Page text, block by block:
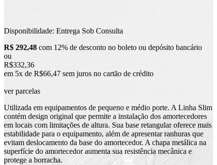
Disponibilidade: Entrega Sob Consulta
R$ 292,48 com 12% de desconto no boleto ou depósito bancário
ou
R$332,36
em 5x de R$66,47 sem juros no cartão de crédito
ver parcelas
Utilizada em equipamentos de pequeno e médio porte. A Linha Slim
contém design original que permite a instalação dos amortecedores
em locais com limitações de altura. Sua base retangular oferece mais
estabilidade para o equipamento, além de apresentar ranhuras que
evitam deslocamento da base do amortecedor. A chapa metálica na
superfície do amortecedor aumenta sua resistência mecânica e
protege a borracha.